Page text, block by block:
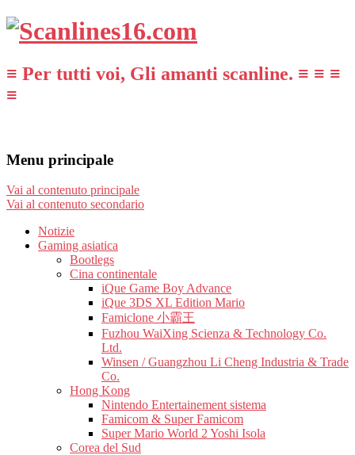
≡ Per tutti voi, Gli amanti scanline. ≡ ≡ ≡
≡
Menu principale
Vai al contenuto principale
Vai al contenuto secondario
Notizie
Gaming asiatica
Bootlegs
Cina continentale
iQue Game Boy Advance
iQue 3DS XL Edition Mario
Famiclone 小霸王
Fuzhou WaiXing Scienza & Technology Co.
Ltd.
Winsen / Guangzhou Li Cheng Industria & Trade
Co.
Hong Kong
Nintendo Entertainement sistema
Famicom & Super Famicom
Super Mario World 2 Yoshi Isola
Corea del Sud